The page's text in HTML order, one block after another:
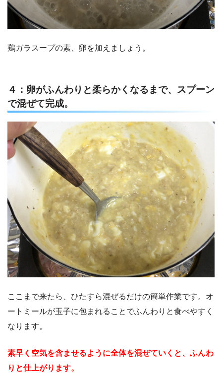
鶏ガラスープの素、卵を加えましょう。
４：卵がふんわりと柔らかくなるまで、スプーン
で混ぜて完成。
ここまで来たら、ひたすら混ぜるだけの簡単作業です。オ
ートミールが玉子に包まれることでふんわりと食べやすく
なります。
素早く空気を含ませるように全体を混ぜていくと、ふんわ
りと仕上がります。